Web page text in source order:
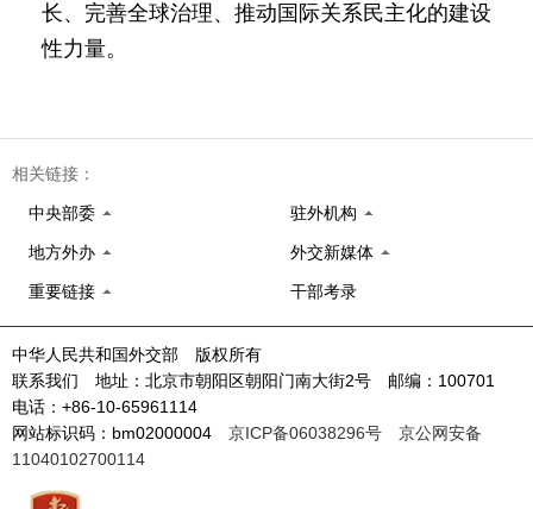
长、完善全球治理、推动国际关系民主化的建设
性力量。
相关链接：
中央部委 驻外机构
地方外办 外交新媒体
重要链接 干部考录
中华人民共和国外交部 版权所有
联系我们 地址：北京市朝阳区朝阳门南大街2号 邮编：100701
电话：+86-10-65961114
网站标识码：bm02000004 京ICP备06038296号
京公网安备
11040102700114